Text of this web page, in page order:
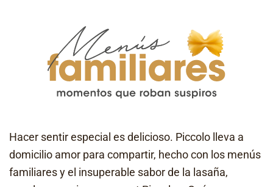
Hacer sentir especial es delicioso. Piccolo lleva a
domicilio amor para compartir, hecho con los menús
familiares y el insuperable sabor de la lasaña,